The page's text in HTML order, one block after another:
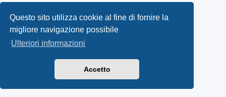
Questo sito utilizza cookie al fine di fornire la
migliore navigazione possibile
Ulteriori informazioni
Accetto